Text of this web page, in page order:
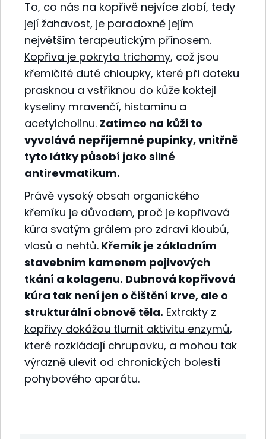
To, co nás na kopřivě nejvíce zlobí, tedy
její žahavost, je paradoxně jejím
největším terapeutickým přínosem.
Kopřiva je pokryta trichomy, což jsou
křemičité duté chloupky, které při doteku
prasknou a vstříknou do kůže koktejl
kyseliny mravenčí, histaminu a
acetylcholinu. Zatímco na kůži to
vyvolává nepříjemné pupínky, vnitřně
tyto látky působí jako silné
antirevmatikum.
Právě vysoký obsah organického
křemíku je důvodem, proč je kopřivová
kúra svatým grálem pro zdraví kloubů,
vlasů a nehtů. Křemík je základním
stavebním kamenem pojivových
tkání a kolagenu. Dubnová kopřivová
kúra tak není jen o čištění krve, ale o
strukturální obnově těla. Extrakty z
kopřivy dokážou tlumit aktivitu enzymů,
které rozkládají chrupavku, a mohou tak
výrazně ulevit od chronických bolestí
pohybového aparátu.